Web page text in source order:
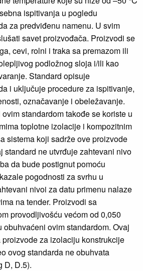
ispitivanja u pogledu
za predviđenu namenu. U svim
savet proizvođača. Proizvodi se
cevi, rolni i traka sa premazom ili
podložnog sloja i/ili kao
Standard opisuje
i uključuje procedure za ispitivanje,
označavanje i obeležavanje.
standardom takođe se koriste u
toplotne izolacije i kompozitnim
sistema koji sadrže ove proizvode
standard ne utvrđuje zahtevani nivo
da bude postignut pomoću
pogodnosti za svrhu u
nivoi za datu primenu nalaze
na tender. Proizvodi sa
provodljivošću većom od 0,050
obuhvaćeni ovim standardom. Ovaj
za izolaciju konstrukcije
ovog standarda ne obuhvata
D, D.5).